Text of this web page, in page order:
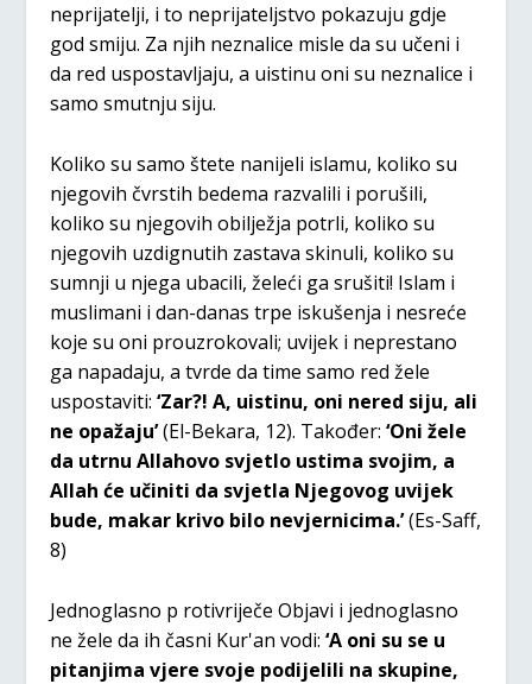
neprijatelji, i to neprijateljstvo pokazuju gdje
god smiju. Za njih neznalice misle da su učeni i
da red uspostavljaju, a uistinu oni su neznalice i
samo smutnju siju.
Koliko su samo štete nanijeli islamu, koliko su
njegovih čvrstih bedema razvalili i porušili,
koliko su njegovih obilježja potrli, koliko su
njegovih uzdignutih zastava skinuli, koliko su
sumnji u njega ubacili, želeći ga srušiti! Islam i
muslimani i dan-danas trpe iskušenja i nesreće
koje su oni prouzrokovali; uvijek i neprestano
ga napadaju, a tvrde da time samo red žele
uspostaviti:‘Zar?! A, uistinu, oni nered siju, ali
ne opažaju’(El-Bekara, 12). Također:‘Oni žele
da utrnu Allahovo svjetlo ustima svojim, a
Allah će učiniti da svjetla Njegovog uvijek
bude, makar krivo bilo nevjernicima.’(Es-Saff,
8)
Jednoglasno p rotivriječe Objavi i jednoglasno
ne žele da ih časni Kur'an vodi: ‘A oni su se u
pitanjima vjere svoje podijelili na skupine,